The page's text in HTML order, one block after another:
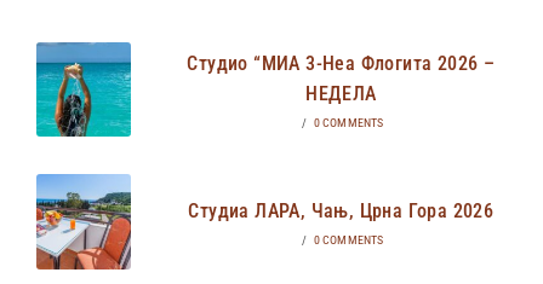
Студио “МИА 3-Неа Флогита 2026 –
НЕДЕЛА
/ 0 COMMENTS
Студиа ЛАРА, Чањ, Црна Гора 2026
/ 0 COMMENTS